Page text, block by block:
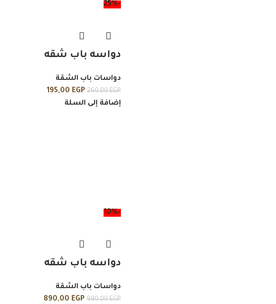
-25%
دواسه باب شقه
دواسات باب الشقة
260,00EGP
195,00 EGP
إضافة إلى السلة
-10%
دواسه باب شقه
دواسات باب الشقة
990,00EGP
890,00 EGP